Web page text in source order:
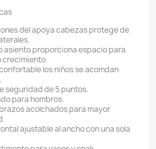
del apoya cabezas protege de
asiento proporciona espacio para
crecimiento.
los niños se acomdan
seguridad de 5 puntos.
para hombros.
acolchados para mayor
ajustable al ancho con una sola